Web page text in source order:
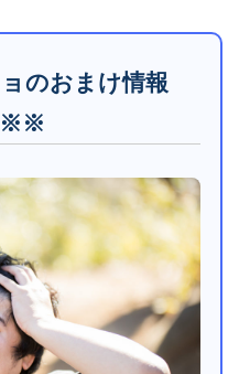
のおまけ情報